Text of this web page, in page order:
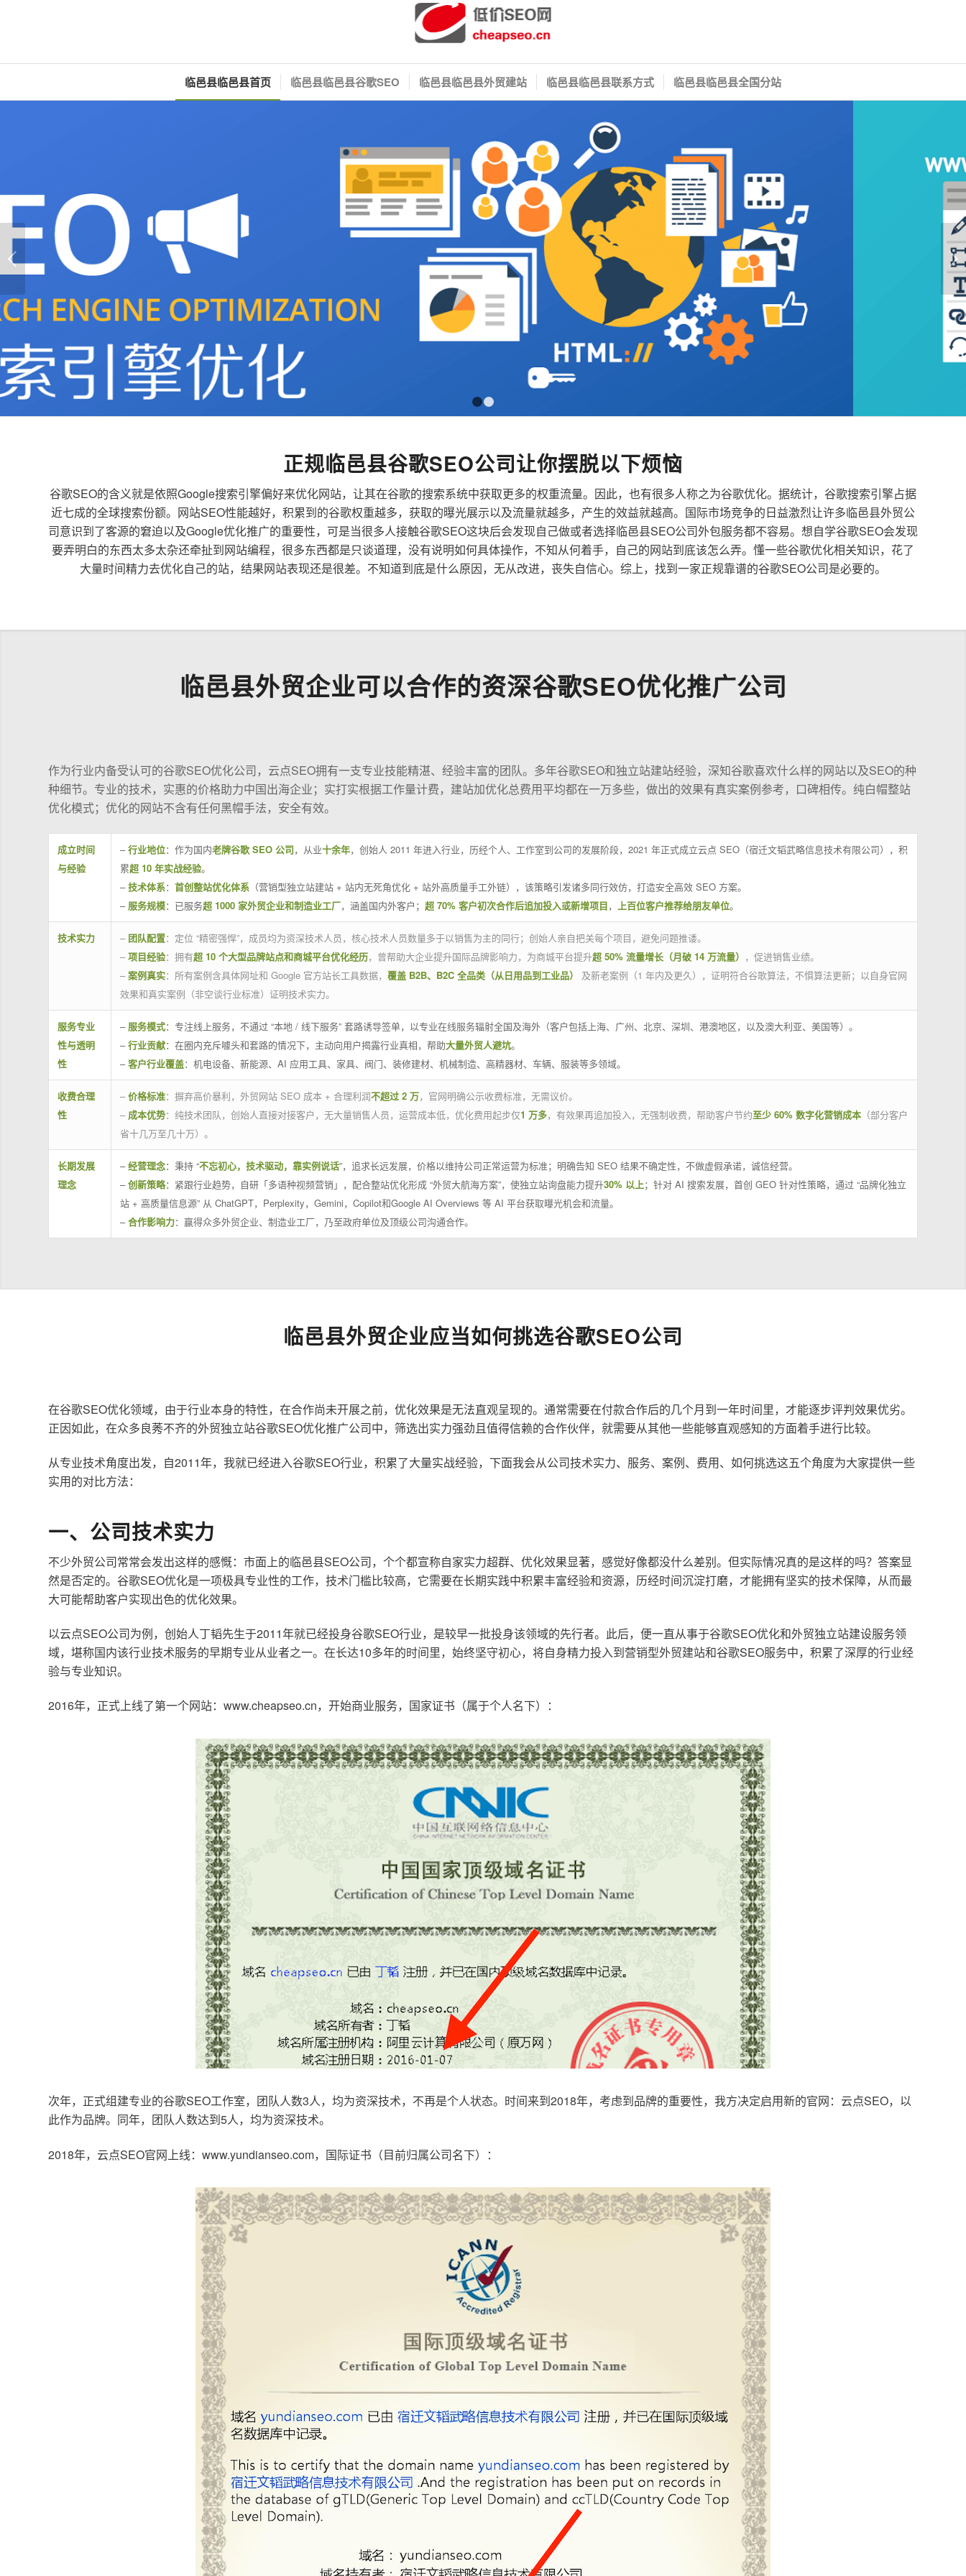
临邑县临邑县首页 临邑县临邑县谷歌SEO 临邑县临邑县外贸建站 临邑县临邑县联系方式 临邑县临邑县全国分站
正规临邑县谷歌SEO公司让你摆脱以下烦恼
谷歌SEO的含义就是依照Google搜索引擎偏好来优化网站，让其在谷歌的搜索系统中获取更多的权重流量。因此，也有很多人称之为谷歌优化。据统计，谷歌搜索引擎占据
近七成的全球搜索份额。网站SEO性能越好，积累到的谷歌权重越多，获取的曝光展示以及流量就越多，产生的效益就越高。国际市场竞争的日益激烈让许多临邑县外贸公
司意识到了客源的窘迫以及Google优化推广的重要性，可是当很多人接触谷歌SEO这块后会发现自己做或者选择临邑县SEO公司外包服务都不容易。想自学谷歌SEO会发现
要弄明白的东西太多太杂还牵扯到网站编程，很多东西都是只谈道理，没有说明如何具体操作，不知从何着手，自己的网站到底该怎么弄。懂一些谷歌优化相关知识，花了
大量时间精力去优化自己的站，结果网站表现还是很差。不知道到底是什么原因，无从改进，丧失自信心。综上，找到一家正规靠谱的谷歌SEO公司是必要的。
临邑县外贸企业可以合作的资深谷歌SEO优化推广公司
作为行业内备受认可的谷歌SEO优化公司，云点SEO拥有一支专业技能精湛、经验丰富的团队。多年谷歌SEO和独立站建站经验，深知谷歌喜欢什么样的网站以及SEO的种
种细节。专业的技术，实惠的价格助力中国出海企业；实打实根据工作量计费，建站加优化总费用平均都在一万多些，做出的效果有真实案例参考，口碑相传。纯白帽整站
优化模式；优化的网站不含有任何黑帽手法，安全有效。
成立时间
与经验
–行业地位：作为国内老牌谷歌 SEO 公司，从业十余年，创始人 2011 年进入行业，历经个人、工作室到公司的发展阶段，2021 年正式成立云点 SEO（宿迁文韬武略信息技术有限公司），积
累超 10 年实战经验。
–技术体系： 首创整站优化体系 （营销型独立站建站 + 站内无死角优化 + 站外高质量手工外链），该策略引发诸多同行效仿，打造安全高效 SEO 方案。
– 服务规模：已服务超 1000 家外贸企业和制造业工厂，涵盖国内外客户； 超 70% 客户初次合作后追加投入或新增项目， 上百位客户推荐给朋友单位。
技术实力 – 团队配置：定位 “精密强悍”，成员均为资深技术人员，核心技术人员数量多于以销售为主的同行；创始人亲自把关每个项目，避免问题推诿。
– 项目经验：拥有超 10 个大型品牌站点和商城平台优化经历，曾帮助大企业提升国际品牌影响力，为商城平台提升超 50% 流量增长（月破 14 万流量） ，促进销售业绩。
– 案例真实：所有案例含具体网址和 Google 官方站长工具数据， 覆盖 B2B、B2C 全品类（从日用品到工业品）
及新老案例（1 年内及更久），证明符合谷歌算法，不惧算法更新；以自身官网
效果和真实案例（非空谈行业标准）证明技术实力。
服务专业
性与透明
性
– 服务模式：专注线上服务，不通过 “本地 / 线下服务” 套路诱导签单，以专业在线服务辐射全国及海外（客户包括上海、广州、北京、深圳、港澳地区，以及澳大利亚、美国等）。
–行业贡献：在圈内充斥噱头和套路的情况下，主动向用户揭露行业真相，帮助大量外贸人避坑。
–客户行业覆盖：机电设备、新能源、AI 应用工具、家具、阀门、装修建材、机械制造、高精器材、车辆、服装等多领域。
收费合理
性
– 价格标准：摒弃高价暴利，外贸网站 SEO 成本 + 合理利润不超过 2 万，官网明确公示收费标准，无需议价。
– 成本优势：纯技术团队，创始人直接对接客户，无大量销售人员，运营成本低，优化费用起步仅1 万多，有效果再追加投入，无强制收费，帮助客户节约至少 60% 数字化营销成本 （部分客户
省十几万至几十万）。
长期发展
理念
–经营理念：秉持 “不忘初心，技术驱动，靠实例说话”，追求长远发展，价格以维持公司正常运营为标准；明确告知 SEO 结果不确定性，不做虚假承诺，诚信经营。
–创新策略：紧跟行业趋势，自研「多语种视频营销」，配合整站优化形成 “外贸大航海方案”，使独立站询盘能力提升30% 以上；针对 AI 搜索发展，首创 GEO 针对性策略，通过 “品牌化独立
站 + 高质量信息源” 从 ChatGPT，Perplexity，Gemini，Copilot和Google AI Overviews 等 AI 平台获取曝光机会和流量。
–合作影响力：赢得众多外贸企业、制造业工厂，乃至政府单位及顶级公司沟通合作。
临邑县外贸企业应当如何挑选谷歌SEO公司
在谷歌SEO优化领域，由于行业本身的特性，在合作尚未开展之前，优化效果是无法直观呈现的。通常需要在付款合作后的几个月到一年时间里，才能逐步评判效果优劣。
正因如此，在众多良莠不齐的外贸独立站谷歌SEO优化推广公司中，筛选出实力强劲且值得信赖的合作伙伴，就需要从其他一些能够直观感知的方面着手进行比较。
从专业技术角度出发，自2011年，我就已经进入谷歌SEO行业，积累了大量实战经验，下面我会从公司技术实力、服务、案例、费用、如何挑选这五个角度为大家提供一些
实用的对比方法：
一、公司技术实力
不少外贸公司常常会发出这样的感慨：市面上的临邑县SEO公司，个个都宣称自家实力超群、优化效果显著，感觉好像都没什么差别。但实际情况真的是这样的吗？答案显
然是否定的。谷歌SEO优化是一项极具专业性的工作，技术门槛比较高，它需要在长期实践中积累丰富经验和资源，历经时间沉淀打磨，才能拥有坚实的技术保障，从而最
大可能帮助客户实现出色的优化效果。
以云点SEO公司为例，创始人丁韬先生于2011年就已经投身谷歌SEO行业，是较早一批投身该领域的先行者。此后，便一直从事于谷歌SEO优化和外贸独立站建设服务领
域，堪称国内该行业技术服务的早期专业从业者之一。在长达10多年的时间里，始终坚守初心，将自身精力投入到营销型外贸建站和谷歌SEO服务中，积累了深厚的行业经
验与专业知识。
2016年，正式上线了第一个网站：www.cheapseo.cn，开始商业服务，国家证书（属于个人名下）：
次年，正式组建专业的谷歌SEO工作室，团队人数3人，均为资深技术，不再是个人状态。时间来到2018年，考虑到品牌的重要性，我方决定启用新的官网：云点SEO，以
此作为品牌。同年，团队人数达到5人，均为资深技术。
2018年，云点SEO官网上线：www.yundianseo.com，国际证书（目前归属公司名下）：